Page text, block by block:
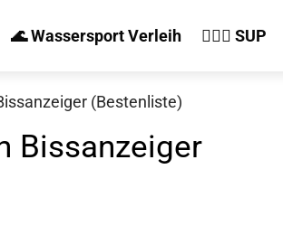
🌊 Wassersport Verleih 🏄‍♀️🛶 SUP
(Bestenliste)
Bissanzeiger